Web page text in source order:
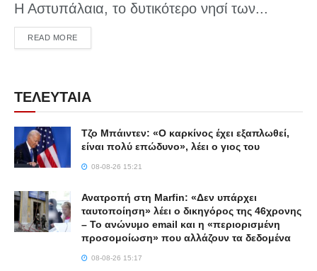
Η Αστυπάλαια, το δυτικότερο νησί των...
READ MOREDETAILS
ΤΕΛΕΥΤΑΙΑ
Τζο Μπάιντεν: «Ο καρκίνος έχει εξαπλωθεί,
είναι πολύ επώδυνο», λέει ο γιος του
08-08-26 15:21
Ανατροπή στη Marfin: «Δεν υπάρχει
ταυτοποίηση» λέει ο δικηγόρος της 46χρονης
– Το ανώνυμο email και η «περιορισμένη
προσομοίωση» που αλλάζουν τα δεδομένα
08-08-26 15:17